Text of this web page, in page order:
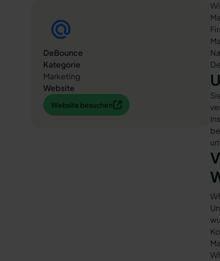
DeBounce
Kategorie
Marketing
Website
Website besuchen
Website besuchen